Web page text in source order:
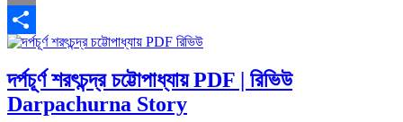
Email
Share
দর্পচূর্ণ শরৎচন্দ্র চট্টোপাধ্যায় PDF | রিভিউ
Darpachurna Story